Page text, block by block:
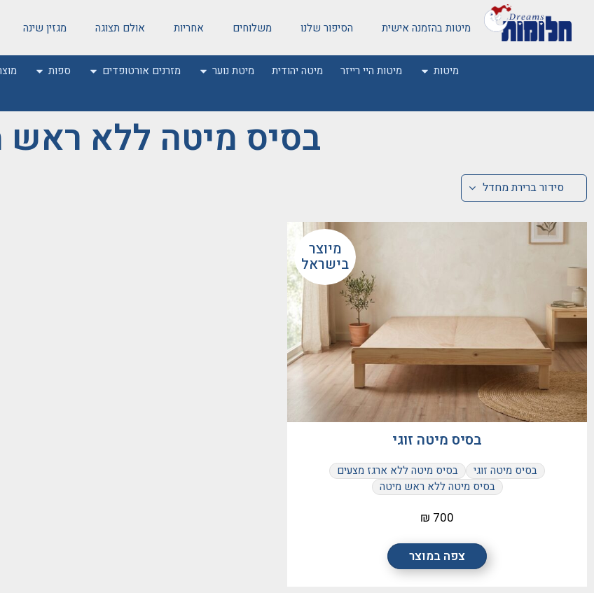
מיטות בהזמנה אישית הסיפור שלנו משלוחים אחריות אולם תצוגה מגזין שינה
מיטות מיטות היי רייזר מיטה יהודית מיטת נוער מזרנים אורטופדים ספות
בסיס מיטה ללא ראש
סידור ברירת מחדל
מיוצר
בישראל
צפה במוצר
בסיס מיטה זוגי
בסיס מיטה זוגי
בסיס מיטה ללא ארגז מצעים
בסיס מיטה ללא ראש מיטה
700 ₪